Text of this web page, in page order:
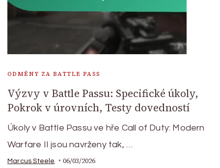
ODMĚNY ZA BATTLE PASS
Výzvy v Battle Passu: Specifické úkoly,
Pokrok v úrovních, Testy dovedností
Úkoly v Battle Passu ve hře Call of Duty: Modern
Warfare II jsou navrženy tak, …
Marcus Steele 06/03/2026